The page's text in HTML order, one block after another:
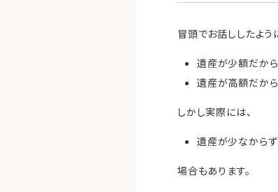
冒頭でお話ししたよう
遺産が少額だか
遺産が高額だか
しかし実際には、
遺産が少なから
場合もあります。